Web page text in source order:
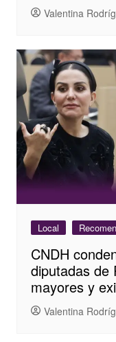
Valentina
Local
CNDH
diputadas de
mayores y
Valentina